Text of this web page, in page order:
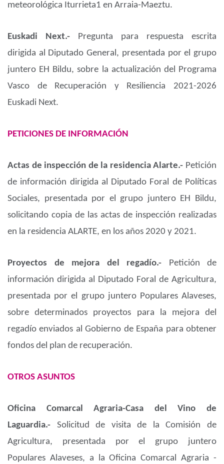
meteorológica Iturrieta1 en Arraia-Maeztu.
Euskadi Next.- Pregunta para respuesta escrita
dirigida al Diputado General, presentada por el grupo
juntero EH Bildu, sobre la actualización del Programa
Vasco de Recuperación y Resiliencia 2021-2026
Euskadi Next.
PETICIONES DE INFORMACIÓN
Actas de inspección de la residencia Alarte.- Petición
de información dirigida al Diputado Foral de Políticas
Sociales, presentada por el grupo juntero EH Bildu,
solicitando copia de las actas de inspección realizadas
en la residencia ALARTE, en los años 2020 y 2021.
Proyectos de mejora del regadío.- Petición de
información dirigida al Diputado Foral de Agricultura,
presentada por el grupo juntero Populares Alaveses,
sobre determinados proyectos para la mejora del
regadío enviados al Gobierno de España para obtener
fondos del plan de recuperación.
OTROS ASUNTOS
Oficina Comarcal Agraria-Casa del Vino de
Laguardia.- Solicitud de visita de la Comisión de
Agricultura, presentada por el grupo juntero
Populares Alaveses, a la Oficina Comarcal Agraria -